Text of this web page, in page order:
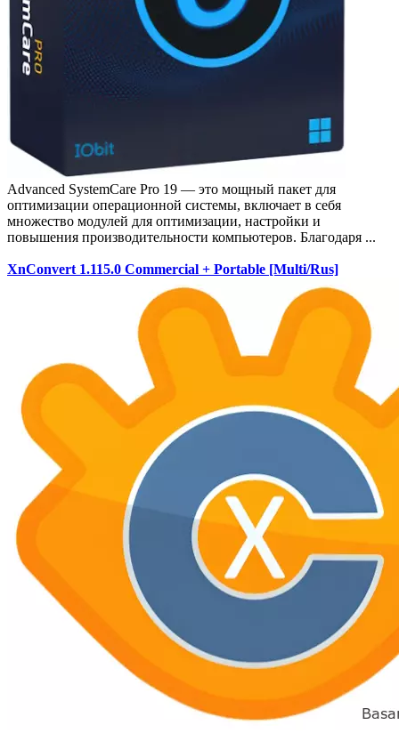
Advanced SystemCare Pro 19 — это мощный пакет для
оптимизации операционной системы, включает в себя
множество модулей для оптимизации, настройки и
повышения производительности компьютеров. Благодаря ...
XnConvert 1.115.0 Commercial + Portable [Multi/Rus]